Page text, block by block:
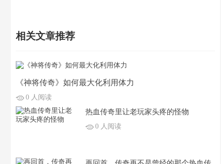
相关文章推荐
《神将传奇》如何最大化利用体力
0 人阅读
热血传奇里让老玩家头疼的怪物
0 人阅读